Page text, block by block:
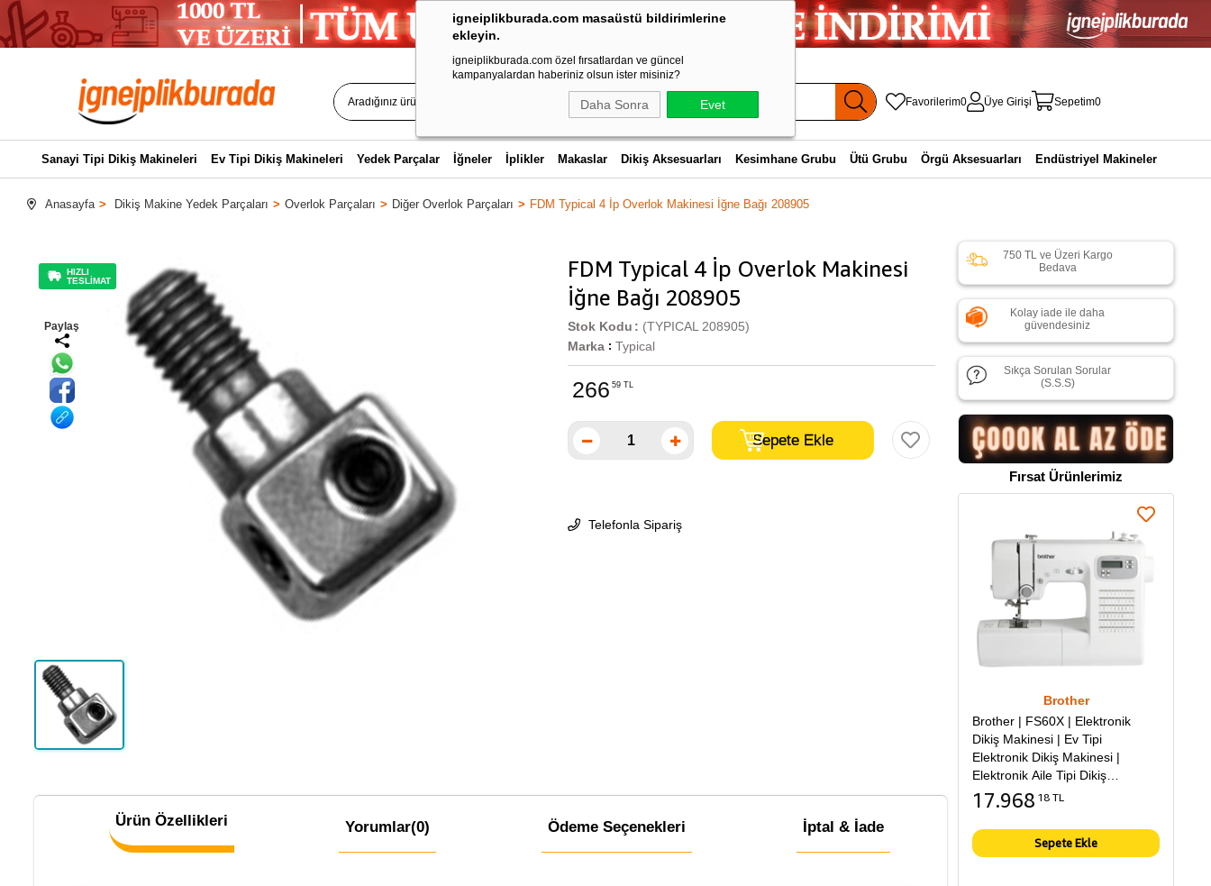
igneiplikburada.com masaüstü bildirimlerine
ekleyin.
igneiplikburada.com özel fırsatlardan ve güncel
kampanyalardan haberiniz olsun ister misiniz?
Daha Sonra Evet Favorilerim0 Üye Girişi Sepetim0
Sanayi Tipi Dikiş Makineleri Ev Tipi Dikiş Makineleri Yedek Parçalar İğneler İplikler Makaslar Dikiş Aksesuarları Kesimhane Grubu Ütü Grubu Örgü Aksesuarları Endüstriyel Makineler
Anasayfa Dikiş Makine Yedek Parçaları Overlok Parçaları Diğer Overlok Parçaları FDM Typical 4 İp Overlok Makinesi İğne Bağı 208905
HIZLI
TESLİMAT
Paylaş
FDM Typical 4 İp Overlok Makinesi
İğne Bağı 208905
(TYPICAL 208905)
Stok Kodu
Marka : Typical
266 59 TL
Telefonla Sipariş
Ürün Özellikleri Yorumlar(0) Ödeme Seçenekleri İptal & İade
750 TL ve Üzeri Kargo
Bedava
Kolay iade ile daha
güvendesiniz
Sıkça Sorulan Sorular
(S.S.S)
Fırsat Ürünlerimiz
Brother
Brother | FS60X | Elektronik
Dikiş Makinesi | Ev Tipi
Elektronik Dikiş Makinesi |
Elektronik Aile Tipi Dikiş
Makinesi
17.968 18 TL
Sepete Ekle